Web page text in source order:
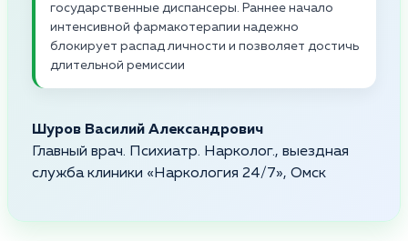
государственные диспансеры. Раннее начало
интенсивной фармакотерапии надежно
блокирует распад личности и позволяет достичь
длительной ремиссии
Шуров Василий Александрович
Главный врач. Психиатр. Нарколог., выездная
служба клиники «Наркология 24/7», Омск